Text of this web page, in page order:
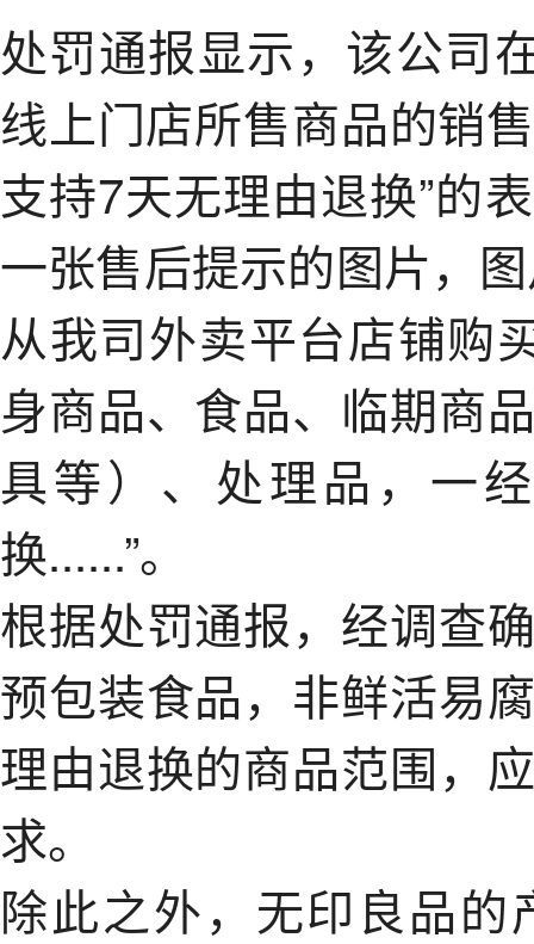
处罚通报显示，该公司
线上门店所售商品的销
支持7天无理由退换”的
一张售后提示的图片，
从我司外卖平台店铺购
身商品、食品、临期商
具等）、处理品，一
换......”。
根据处罚通报，经调查
预包装食品，非鲜活易
理由退换的商品范围，
求。
除此之外，无印良品